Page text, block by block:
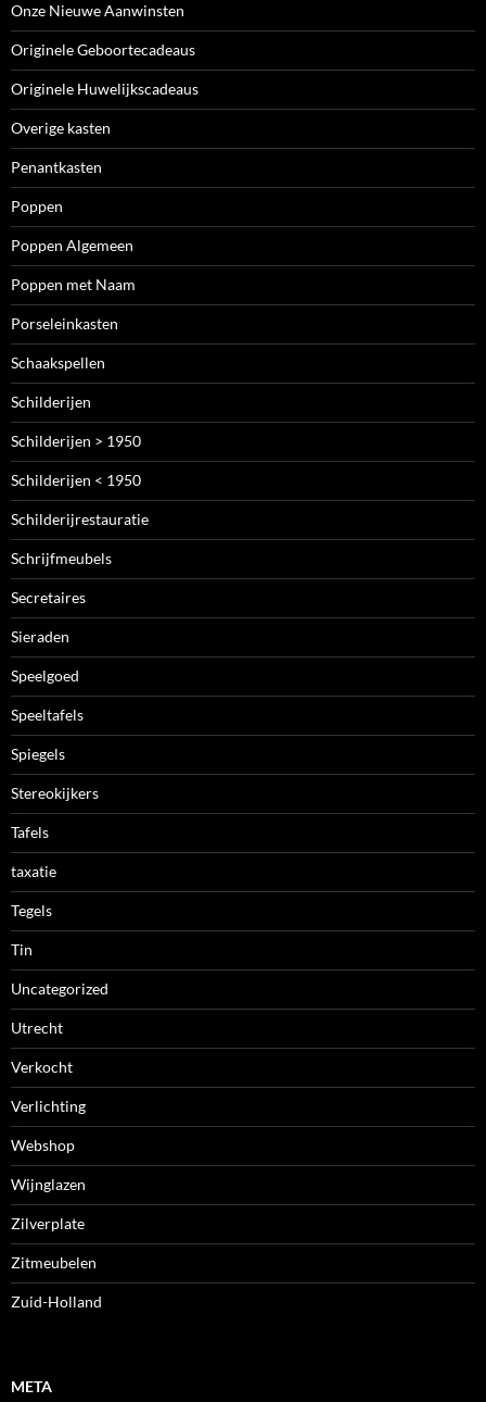
Onze Nieuwe Aanwinsten
Originele Geboortecadeaus
Originele Huwelijkscadeaus
Overige kasten
Penantkasten
Poppen
Poppen Algemeen
Poppen met Naam
Porseleinkasten
Schaakspellen
Schilderijen
Schilderijen > 1950
Schilderijen < 1950
Schilderijrestauratie
Schrijfmeubels
Secretaires
Sieraden
Speelgoed
Speeltafels
Spiegels
Stereokijkers
Tafels
taxatie
Tegels
Tin
Uncategorized
Utrecht
Verkocht
Verlichting
Webshop
Wijnglazen
Zilverplate
Zitmeubelen
Zuid-Holland
META